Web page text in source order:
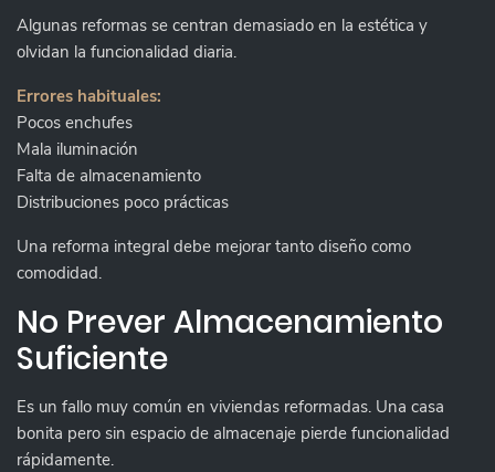
Algunas reformas se centran demasiado en la estética y
olvidan la funcionalidad diaria.
Errores habituales:
Pocos enchufes
Mala iluminación
Falta de almacenamiento
Distribuciones poco prácticas
Una reforma integral debe mejorar tanto diseño como
comodidad.
No Prever Almacenamiento
Suficiente
Es un fallo muy común en viviendas reformadas. Una casa
bonita pero sin espacio de almacenaje pierde funcionalidad
rápidamente.